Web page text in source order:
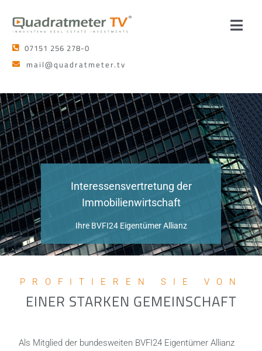
Inhalt
Leistungen
Netzwerk
Team
Kontakt
07151 256 278-0
mail@quadratmeter.tv
Interessensvertretung der
Immobilienwirtschaft
Ihre BVFI24 Eigentümer Allianz
PROFITIEREN SIE VON
EINER STARKEN GEMEINSCHAFT
Als Mitglied der bundesweiten BVFI24 Eigentümer Allianz